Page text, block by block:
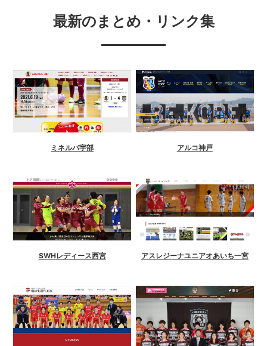
最新のまとめ・リンク集
ミネルバ宇部 アルコ神戸
SWHレディース西宮 アスレジーナユニアオあいち一宮